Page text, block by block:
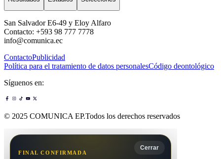
San Salvador E6-49 y Eloy Alfaro
Contacto: +593 98 777 7778
info@comunica.ec
ContactoPublicidad
Política para el tratamiento de datos personalesCódigo deontológico
Síguenos en:
© 2025 COMUNICA EP.Todos los derechos reservados
Cerrar
FINAL CONFIRMADA